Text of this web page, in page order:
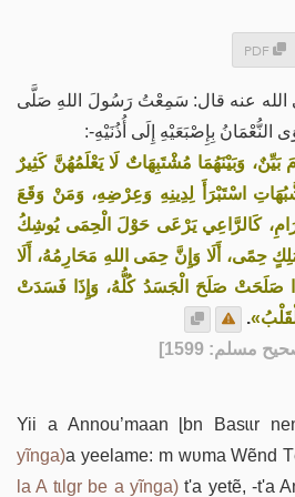
PDF
الله عنه قال: سَمِعْتُ رَسُولَ اللهِ صَلَّى
النُّعْمَانُ بِإِصْبَعَيْهِ إِلَى أُذُنَيْهِ-:
بَيِّنٌ، وَبَيْنَهُمَا مُشْتَبِهَاتٌ لَا يَعْلَمُهُنَّ كَثِيرٌ
اسْتَبْرَأَ لِدِينِهِ وَعِرْضِهِ، وَمَنْ وَقَعَ
كَالرَّاعِي يَرْعَى حَوْلَ الْحِمَى يُوشِكُ
حِمًى، أَلَا وَإِنَّ حِمَى اللهِ مَحَارِمُهُ، أَلَا
صَلَحَتْ صَلَحَ الْجَسَدُ كُلُّهُ، وَإِذَا فَسَدَتْ
.
مسلم: 1599]
Yii a Annou’maan ɭbn Basɩɩr
yĩnga)a yeelame: m wʋma Wẽnd
la A tɩlgr be a yĩnga)t'a yetẽ, -t'a